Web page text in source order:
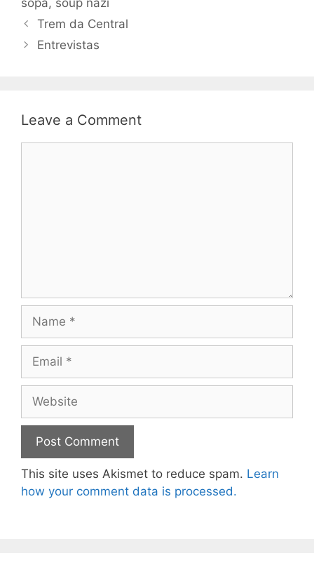
Trem da Central
Entrevistas
Leave a Comment
This site uses Akismet to reduce spam. Learn
how your comment data is processed.